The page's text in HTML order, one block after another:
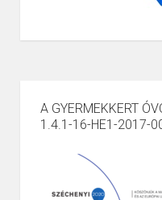
A GYERMEKKERT
1.4.1-16-HE1-2017-